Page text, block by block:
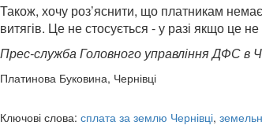
Також, хочу роз’яснити, що платникам
витягів. Це не стосується - у разі якщо це
Прес-служба Головного управління ДФС в
Платинова Буковина, Чернівці
Ключові слова: сплата за землю Чернівці,